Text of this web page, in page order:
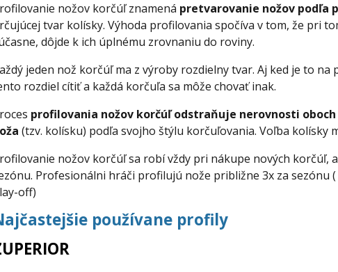
nožov korčúľ znamená pretvarovanie nožov podľa
tvar kolísky. Výhoda profilovania spočíva v tom, že pri
dôjde k ich úplnému zrovnaniu do roviny.
jeden nož korčúľ ma z výroby rozdielny tvar. Aj ked je to
rozdiel cítiť a každá korčuľa sa môže chovať inak.
profilovania nožov korčúľ odstraňuje nerovnosti
(tzv. kolísku) podľa svojho štýlu korčuľovania. Voľba kolísky
nožov korčúľ sa robí vždy pri nákupe nových korčúľ,
Profesionálni hráči profilujú nože približne 3x za sezónu
off)
používane profily